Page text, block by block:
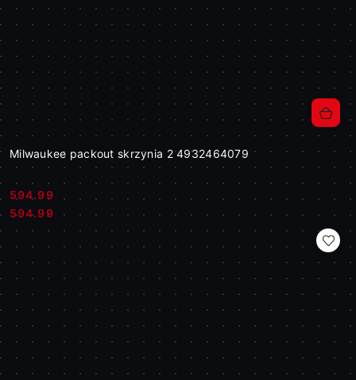
Milwaukee packout skrzynia 2 4932464079
Cena:
594.99
Cena:
594.99